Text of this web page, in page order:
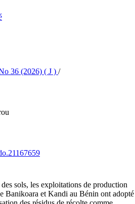
36 (2026) ( J ) /
sols, les exploitations de production
Banikoara et Kandi au Bénin ont adopté